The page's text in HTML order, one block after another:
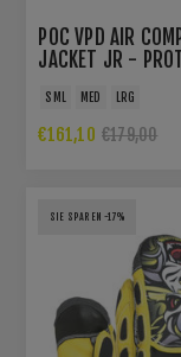
POC VPD AIR
JACKET JR -
SML MED LRG
€161,10 €179,00
SIE SPAREN -17%